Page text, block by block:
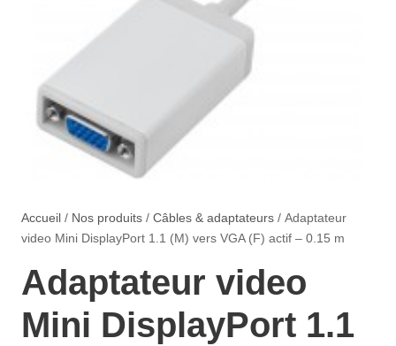
Accueil / Nos produits / Câbles & adaptateurs / Adaptateur
video Mini DisplayPort 1.1 (M) vers VGA (F) actif – 0.15 m
Adaptateur video
Mini DisplayPort 1.1